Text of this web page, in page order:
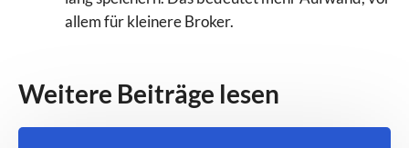
allem für kleinere Broker.
Weitere Beiträge lesen